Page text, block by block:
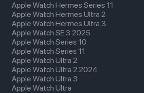
Apple Watch Hermes Series 11
Apple Watch Hermes Ultra 2
Apple Watch Hermes Ultra 3
Apple Watch SE 3 2025
Apple Watch Series 10
Apple Watch Series 11
Apple Watch Ultra 2
Apple Watch Ultra 2 2024
Apple Watch Ultra 3
Apple Watch Ultra